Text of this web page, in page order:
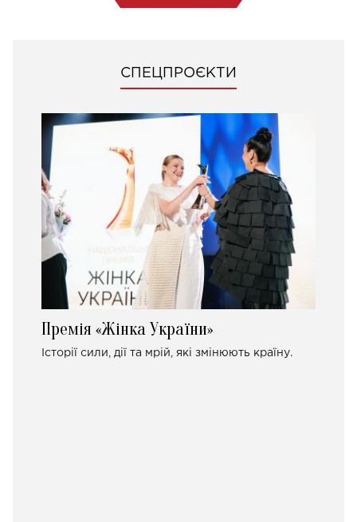
СПЕЦПРОЄКТИ
Премія «Жінка України»
Історії сили, дії та мрій, які змінюють країну.